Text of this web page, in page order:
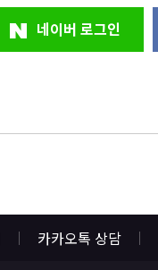
네이버 로그인
카카오톡 상담